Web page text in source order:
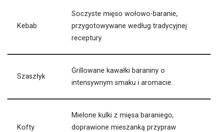
Kebab
Soczyste mięso wołowo-baranie,
przygotowywane według tradycyjnej
receptury.
Szaszłyk
Grillowane kawałki baraniny o
intensywnym smaku i aromacie.
Kofty
Mielone kulki z mięsa baraniego,
doprawione mieszanką przypraw